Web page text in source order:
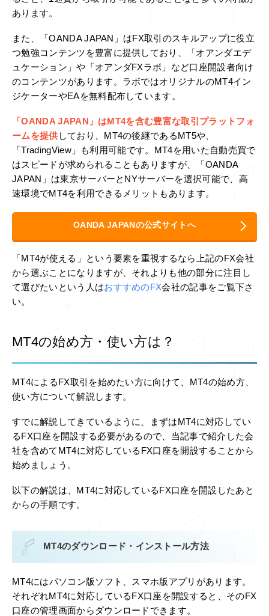
あります。
また、「OANDA JAPAN」はFX取引のスキルアップに役立
つ勉強コンテンツを豊富に提供しており、「オアンダエデ
ュケーション」や「オアンダFXラボ」など口座開設者向け
のコンテンツがあります。ラボではオリジナルのMT4イン
ジケーターやEAを無料配布しています。
「OANDA JAPAN」はMT4を含む豊富な取引プラットフォ
ームを提供 しており、MT4の後継であるMT5や、
「TradingView」も利用可能です。MT4を用いた自動売買で
はスピードが求められることもありますが、「OANDA
JAPAN」は東京サーバーとNYサーバーを選択可能で、高
速環境でMT4を利用できるメリットもあります。
OANDA JAPANの公式サイトへ
「MT4が使える」という要素を重視するなら上記のFX会社
から選ぶことになりますが、それよりも他の部分に注目し
て選びたいという人はおすすめのFX会社の記事をご覧下さ
い。
MT4の始め方・使い方は？
MT4によるFX取引を始めたい方に向けて、MT4の始め方、
使い方について解説します。
すでに解説してきているように、まずはMT4に対応してい
るFX口座を開設する必要があるので、当記事で紹介した会
社を含めてMT4に対応しているFX口座を開設することから
始めましょう。
以下の解説は、MT4に対応しているFX口座を開設したあと
からの手順です。
MT4のダウンロード・インストール方法
MT4にはパソコン版ソフト、スマホ版アプリがあります。
それぞれMT4に対応しているFX口座を開設すると、そのFX
口座の管理画面からダウンロードできます。